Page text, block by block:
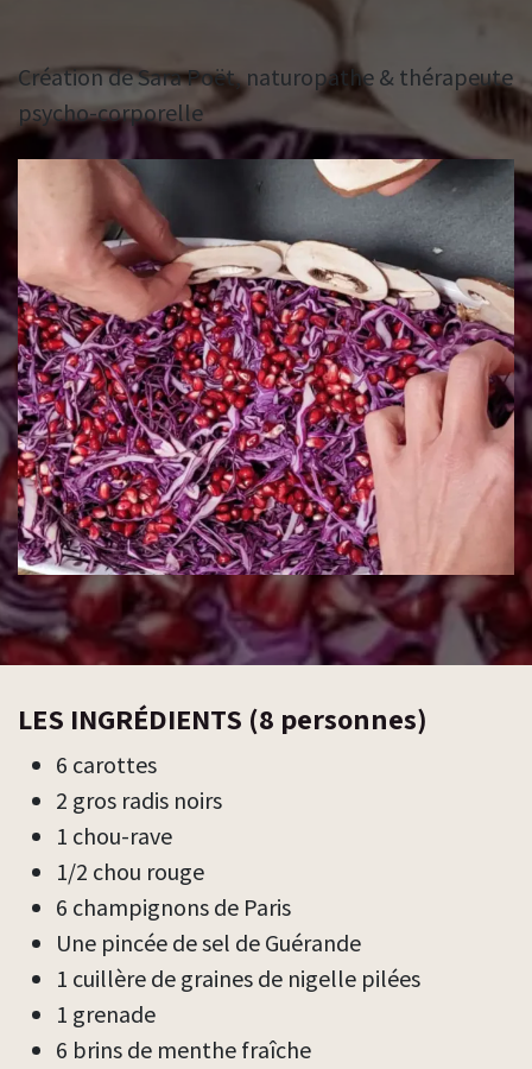
Salade aux Couleurs
d’Automne
Création de Sara Poët, naturopathe & thérapeute
psycho-corporelle
LES INGRÉDIENTS (8 personnes)
6 carottes
2 gros radis noirs
1 chou-rave
1/2 chou rouge
6 champignons de Paris
Une pincée de sel de Guérande
1 cuillère de graines de nigelle pilées
1 grenade
6 brins de menthe fraîche